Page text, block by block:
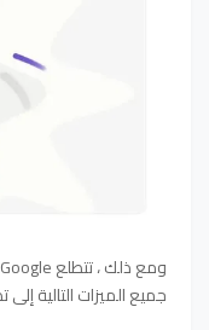
جميع الميزات التالية